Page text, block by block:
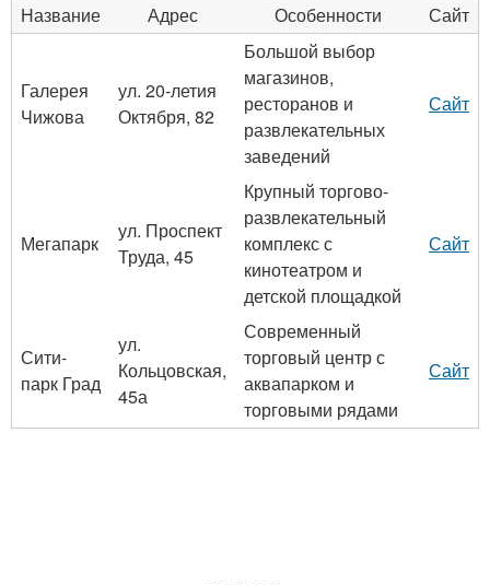
Название
Адрес Особенности Сайт
Галерея
Чижова
ул. 20-летия
Октября, 82
Большой выбор
магазинов,
ресторанов и
развлекательных
заведений
Сайт
Мегапарк
ул. Проспект
Труда, 45
Крупный торгово-
развлекательный
комплекс с
кинотеатром и
детской площадкой
Сайт
Сити-
парк Град
ул.
Кольцовская,
45а
Современный
торговый центр с
аквапарком и
торговыми рядами
Сайт